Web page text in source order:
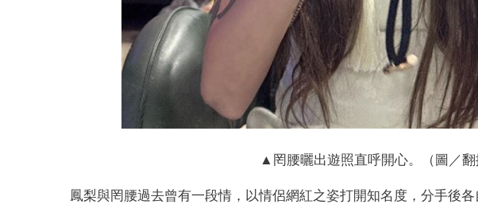
▲罔腰曬出遊照直呼開心。（圖／翻
鳳梨與罔腰過去曾有一段情，以情侶網紅之姿打開知名度，分手後